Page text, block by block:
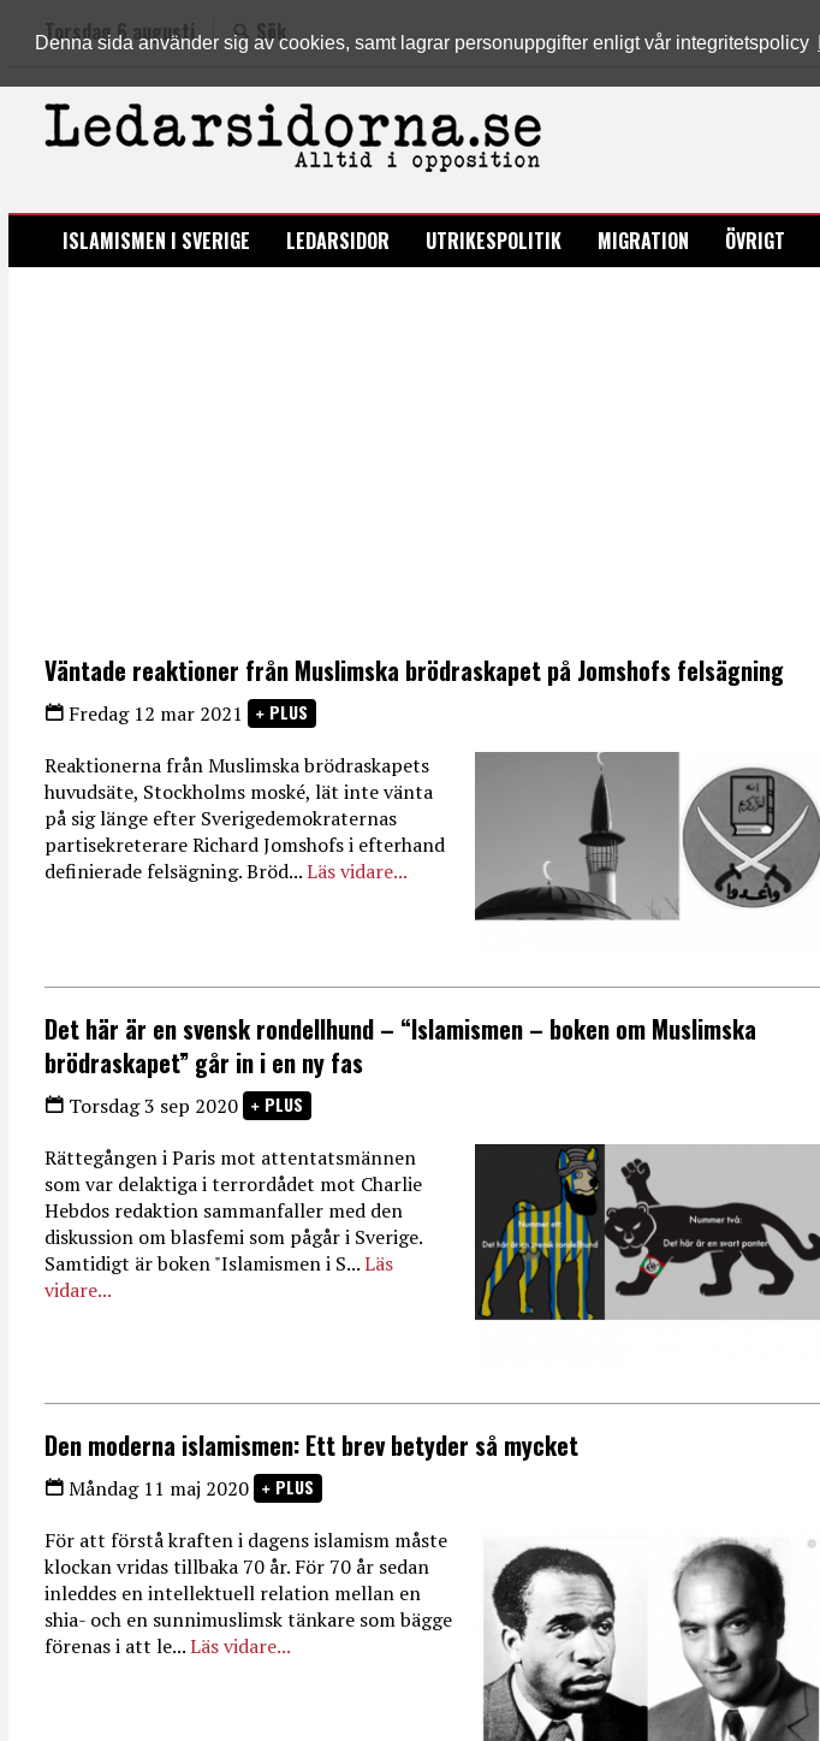
Denna sida använder sig av cookies, samt lagrar personuppgifter enligt vår integritetspolicy
Torsdag 6 augusti Sök
LEDARSIDORNA.SE
ISLAMISMEN I SVERIGE LEDARSIDOR UTRIKESPOLITIK MIGRATION ÖVRIGT
Väntade reaktioner från Muslimska brödraskapet på Jomshofs felsägning
Fredag 12 mar 2021 PLUS
Reaktionerna från Muslimska brödraskapets
huvudsäte, Stockholms moské, lät inte vänta
på sig länge efter Sverigedemokraternas
partisekreterare Richard Jomshofs i efterhand
definierade felsägning. Bröd...Läs vidare...
Det här är en svensk rondellhund – “Islamismen – boken om Muslimska
brödraskapet” går in i en ny fas
Torsdag 3 sep 2020 PLUS
Rättegången i Paris mot attentatsmännen
som var delaktiga i terrordådet mot Charlie
Hebdos redaktion sammanfaller med den
diskussion om blasfemi som pågår i Sverige.
Samtidigt är boken "Islamismen i S...Läs
vidare...
Den moderna islamismen: Ett brev betyder så mycket
Måndag 11 maj 2020 PLUS
För att förstå kraften i dagens islamism måste
klockan vridas tillbaka 70 år. För 70 år sedan
inleddes en intellektuell relation mellan en
shia- och en sunnimuslimsk tänkare som bägge
förenas i att le...Läs vidare...